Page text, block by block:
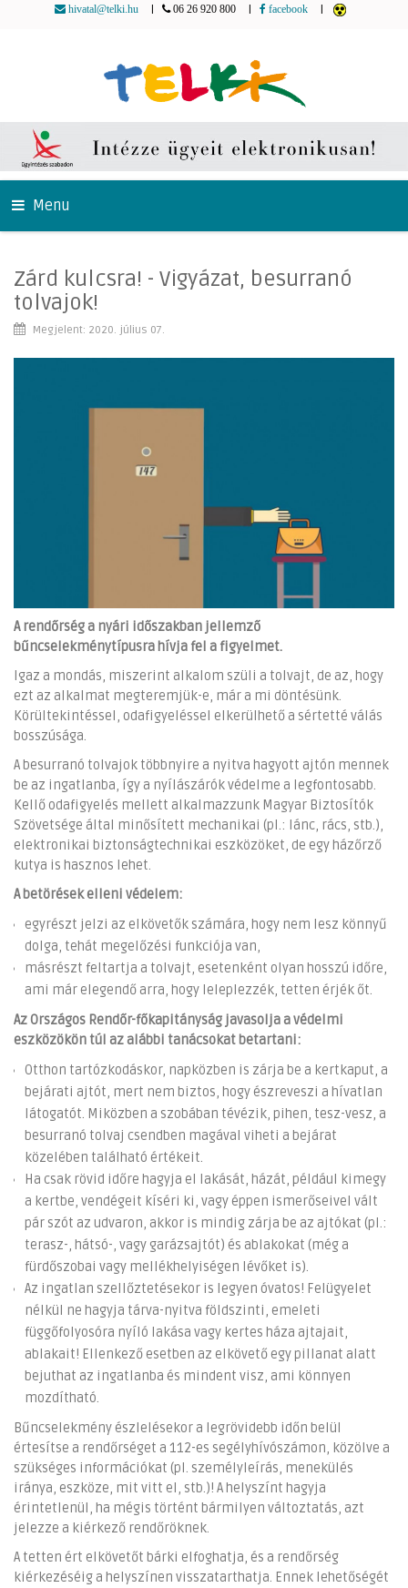
hivatal@telki.hu 06 26 920 800 facebook
Menu
Zárd kulcsra! - Vigyázat, besurranó
tolvajok!
Megjelent: 2020. július 07.
A rendőrség a nyári időszakban jellemző
bűncselekménytípusra hívja fel a figyelmet.
Igaz a mondás, miszerint alkalom szüli a tolvajt, de az, hogy
ezt az alkalmat megteremjük-e, már a mi döntésünk.
Körültekintéssel, odafigyeléssel elkerülhető a sértetté válás
bosszúsága.
A besurranó tolvajok többnyire a nyitva hagyott ajtón mennek
be az ingatlanba, így a nyílászárók védelme a legfontosabb.
Kellő odafigyelés mellett alkalmazzunk Magyar Biztosítók
Szövetsége által minősített mechanikai (pl.: lánc, rács, stb.),
elektronikai biztonságtechnikai eszközöket, de egy házőrző
kutya is hasznos lehet.
A betörések elleni védelem:
egyrészt jelzi az elkövetők számára, hogy nem lesz könnyű
dolga, tehát megelőzési funkciója van,
másrészt feltartja a tolvajt, esetenként olyan hosszú időre,
ami már elegendő arra, hogy leleplezzék, tetten érjék őt.
Az Országos Rendőr-főkapitányság javasolja a védelmi
eszközökön túl az alábbi tanácsokat betartani:
Otthon tartózkodáskor, napközben is zárja be a kertkaput, a
bejárati ajtót, mert nem biztos, hogy észreveszi a hívatlan
látogatót. Miközben a szobában tévézik, pihen, tesz-vesz, a
besurranó tolvaj csendben magával viheti a bejárat
közelében található értékeit.
Ha csak rövid időre hagyja el lakását, házát, például kimegy
a kertbe, vendégeit kíséri ki, vagy éppen ismerőseivel vált
pár szót az udvaron, akkor is mindig zárja be az ajtókat (pl.:
terasz-, hátsó-, vagy garázsajtót) és ablakokat (még a
fürdőszobai vagy mellékhelyiségen lévőket is).
Az ingatlan szellőztetésekor is legyen óvatos! Felügyelet
nélkül ne hagyja tárva-nyitva földszinti, emeleti
függőfolyosóra nyíló lakása vagy kertes háza ajtajait,
ablakait! Ellenkező esetben az elkövető egy pillanat alatt
bejuthat az ingatlanba és mindent visz, ami könnyen
mozdítható.
Bűncselekmény észlelésekor a legrövidebb időn belül
értesítse a rendőrséget a 112-es segélyhívószámon, közölve a
szükséges információkat (pl. személyleírás, menekülés
iránya, eszköze, mit vitt el, stb.)! A helyszínt hagyja
érintetlenül, ha mégis történt bármilyen változtatás, azt
jelezze a kiérkező rendőröknek.
A tetten ért elkövetőt bárki elfoghatja, és a rendőrség
kiérkezéséig a helyszínen visszatarthatja. Ennek lehetőségét